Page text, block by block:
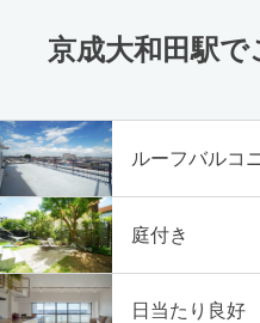
京成大和田駅
ルーフバルコ
庭付き
日当たり良好